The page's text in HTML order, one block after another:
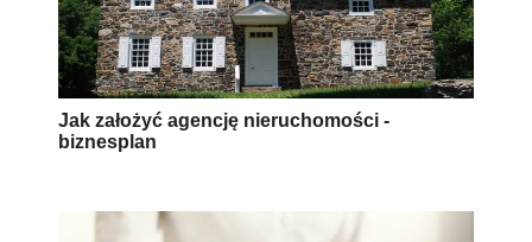
Jak założyć agencję nieruchomości -
biznesplan